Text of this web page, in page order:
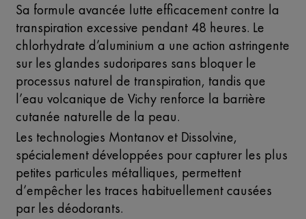
Sa formule avancée lutte efficacement contre la
transpiration excessive pendant 48 heures. Le
chlorhydrate d’aluminium a une action astringente
sur les glandes sudoripares sans bloquer le
processus naturel de transpiration, tandis que
l’eau volcanique de Vichy renforce la barrière
cutanée naturelle de la peau.
Les technologies Montanov et Dissolvine,
spécialement développées pour capturer les plus
petites particules métalliques, permettent
d’empêcher les traces habituellement causées
par les déodorants.